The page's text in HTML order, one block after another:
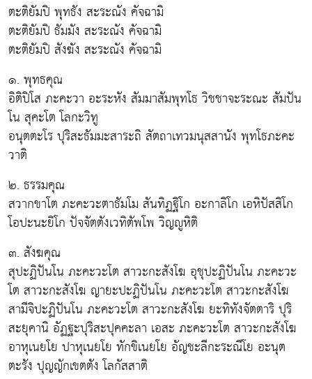
ตะติยัมปิ พุทธัง สะระณัง คัจฉามิ
ตะติยัมปิ ธัมมัง สะระณัง คัจฉามิ
ตะติยัมปิ สังฆัง สะระณัง คัจฉามิ
๑. พุทธคุณ
อิติปิโส ภะคะวา อะระหัง สัมมาสัมพุทโธ วิชชาจะระณะ สัมปัน
โน สุคะโต โลกะวิทู
อนุตตะโร ปุริสะธัมมะสาระถิ สัตถาเทวมนุสสานัง พุทโธภะคะ
วาติ
๒. ธรรมคุณ
สวากขาโต ภะคะวะตาธัมโม สันทิฏฐิโก อะกาลิโก เอหิปัสสิโก
โอปะนะยิโก ปัจจัตตังเวทิตัพโพ วิญญูหิติ
๓. สังฆคุณ
สุปะฏิปันโน ภะคะวะโต สาวะกะสังโฆ อุชุปะฏิปันโน ภะคะวะ
โต สาวะกะสังโฆ ญายะปะฏิปันโน ภะคะวะโต สาวะกะสังโฆ
สามีจิปะฏิปันโน ภะคะวะโต สาวะกะสังโฆ ยะทิทังจัตตาริ ปุริ
สะยุคานิ อัฏฐะปุริสะปุคคะลา เอสะ ภะคะวะโต สาวะกะสังโฆ
อาหุเนยโย ปาหุเนยโย ทักขิเนยโย อัญชะลีกะระณีโย อะนุต
ตะรัง ปุญญักเขตตัง โลกัสสาติ